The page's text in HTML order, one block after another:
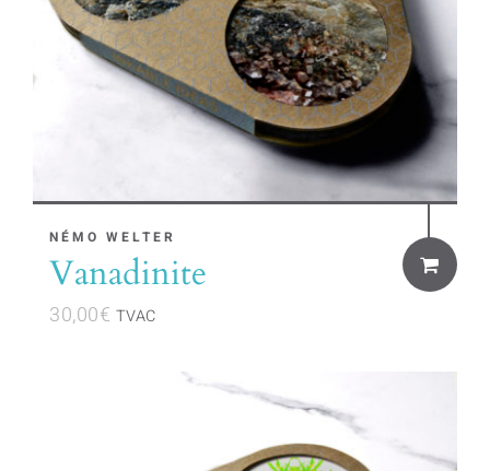
NÉMO WELTER
Vanadinite
30,00€ TVAC